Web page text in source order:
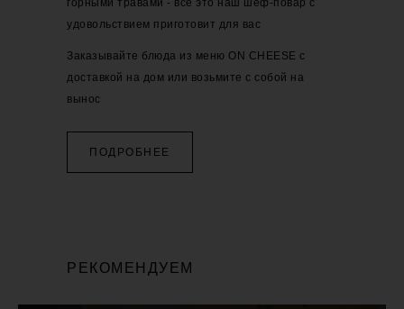
горными травами - все это наш шеф-повар с
удовольствием приготовит для вас
Заказывайте блюда из меню ON CHEESE с
доставкой на дом или возьмите с собой на
вынос
ПОДРОБНЕЕ
РЕКОМЕНДУЕМ